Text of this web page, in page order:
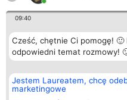
09:40
Cześć, chętnie Ci pomogę! 🙂
odpowiedni temat rozmowy!
Jestem Laureatem, chcę
marketingowe
Organizator plebiscytu
Bright Side Solutions sp. z o.
o. sp. k.
ul. Ruska 22
KRS 0000749100 | Regon
381313360 | NIP 8943132676
+48 508 492 400
Lista